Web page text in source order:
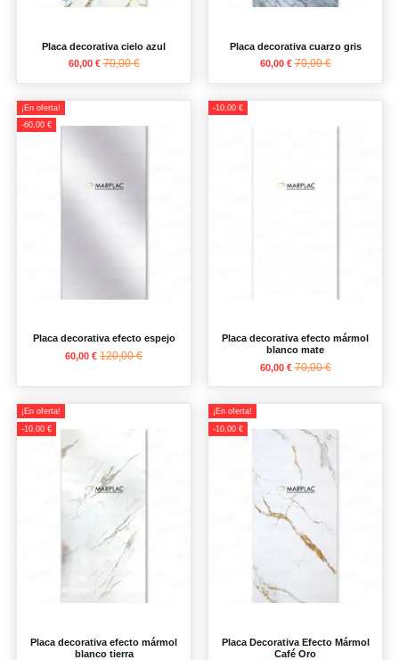
Placa decorativa cielo azul
60,00 €70,00 €
Placa decorativa cuarzo gris
60,00 €70,00 €
¡En oferta!
-60,00 €
Placa decorativa efecto espejo
60,00 € 120,00 €
-10,00 €
Placa decorativa efecto mármol
blanco mate
60,00 €70,00 €
¡En oferta!
-10,00 €
Placa decorativa efecto mármol
blanco tierra
¡En oferta!
-10,00 €
Placa Decorativa Efecto Mármol
Café Oro